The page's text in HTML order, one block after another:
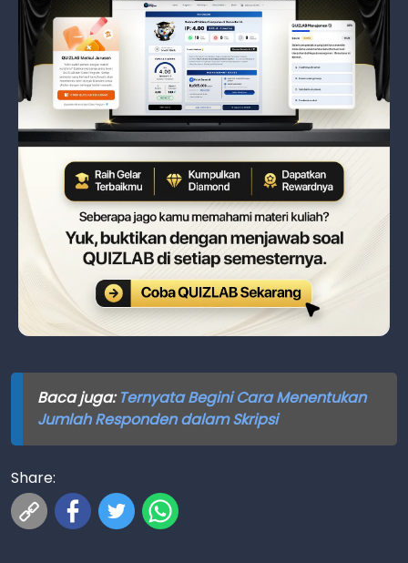
Baca juga:Ternyata Begini Cara Menentukan
Jumlah Responden dalam Skripsi
Share: